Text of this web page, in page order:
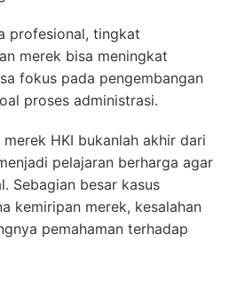
profesional, tingkat
merek bisa meningkat
fokus pada pengembangan
proses administrasi.
HKI bukanlah akhir dari
pelajaran berharga agar
Sebagian besar kasus
kemiripan merek, kesalahan
pemahaman terhadap